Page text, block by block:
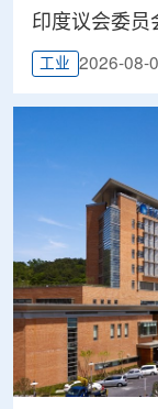
印度议会委员
工业 2026-08-